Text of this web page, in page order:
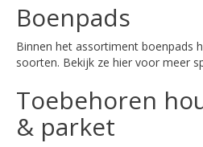
Boenpads
Binnen het assortiment boenpads
soorten. Bekijk ze hier voor meer
Toebehoren
& parket